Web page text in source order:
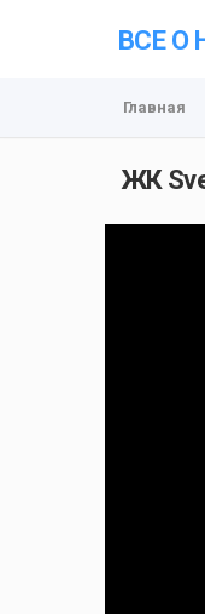
ВСЕ О
Главная
ЖК